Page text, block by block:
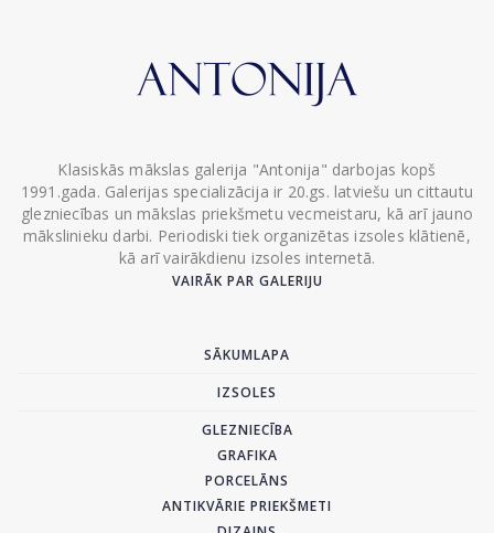
Klasiskās mākslas galerija "Antonija" darbojas kopš
1991.gada. Galerijas specializācija ir 20.gs. latviešu un cittautu
glezniecības un mākslas priekšmetu vecmeistaru, kā arī jauno
mākslinieku darbi. Periodiski tiek organizētas izsoles klātienē,
kā arī vairākdienu izsoles internetā.
VAIRĀK PAR GALERIJU
SĀKUMLAPA
IZSOLES
GLEZNIECĪBA
GRAFIKA
PORCELĀNS
ANTIKVĀRIE PRIEKŠMETI